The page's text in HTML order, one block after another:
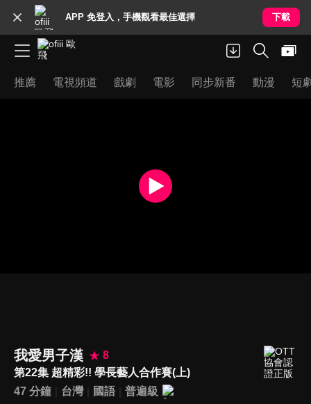
APP 免登入，手機觀看最佳選擇 下載
推薦 電視頻道 戲劇 電影 同步新番 動漫 短
我愛男子漢
8
第22集 超精彩!! 學長藝人合作賽(上)
47 分鐘
台灣 國語
普遍級